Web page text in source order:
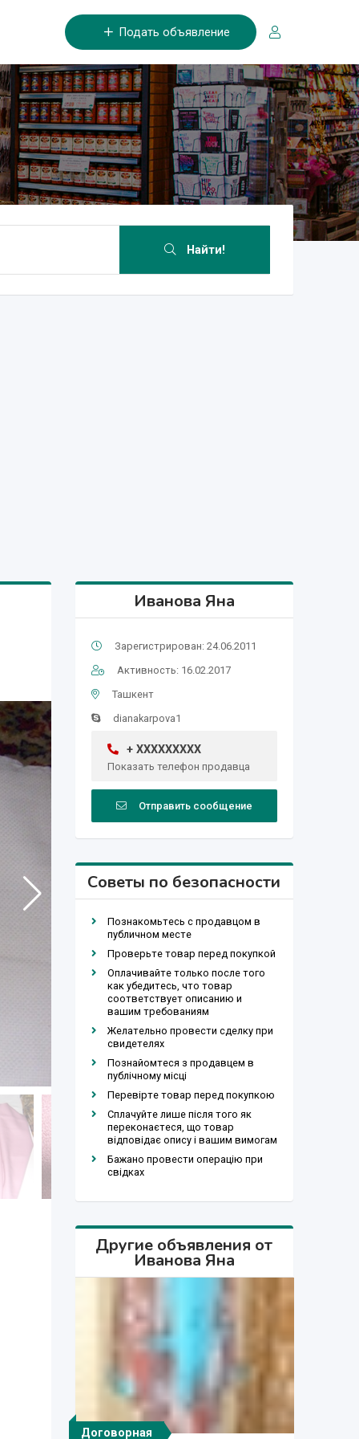
Подать объявление
Найти!
Иванова Яна
Зарегистрирован: 24.06.2011
Активность: 16.02.2017
Ташкент
dianakarpova1
+ XXXXXXXXX
Показать телефон продавца
Отправить сообщение
Советы по безопасности
Познакомьтесь с продавцом в
публичном месте
Проверьте товар перед покупкой
Оплачивайте только после того
как убедитесь, что товар
соответствует описанию и
вашим требованиям
Желательно провести сделку при
свидетелях
Познайомтеся з продавцем в
публічному місці
Перевірте товар перед покупкою
Сплачуйте лише після того як
переконаєтеся, що товар
відповідає опису і вашим вимогам
Бажано провести операцію при
свідках
Другие объявления от
Иванова Яна
35 000 сўм
160 000 сўм
Договорная
Договорная Договорная
Договорная
Договорная
Договорная
35 000 сўм
160 000 сўм